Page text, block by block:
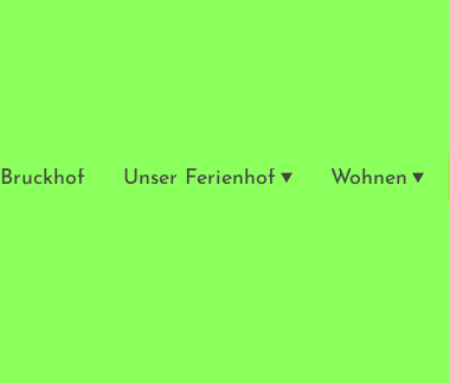
Bruckhof Unser Ferienhof Wohnen